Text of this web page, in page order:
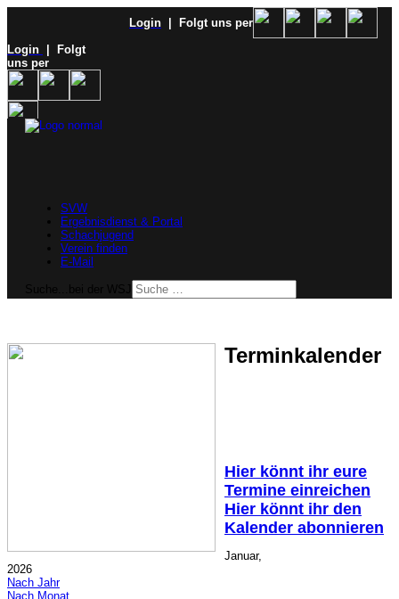
Login
| Folgt uns per
Login
| Folgt
uns per
SVW
Ergebnisdienst & Portal
Schachjugend
Verein finden
E-Mail
Terminkalender
Hier könnt ihr eure
Termine einreichen
Hier könnt ihr den
Kalender abonnieren
Januar,
2026
Nach Jahr
Nach Monat